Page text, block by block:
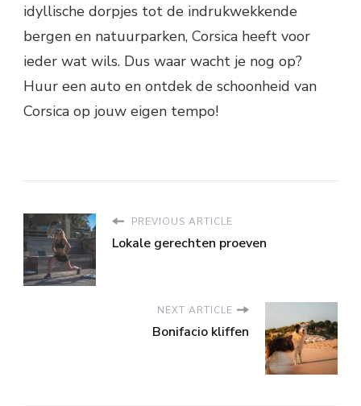
idyllische dorpjes tot de indrukwekkende
bergen en natuurparken, Corsica heeft voor
ieder wat wils. Dus waar wacht je nog op?
Huur een auto en ontdek de schoonheid van
Corsica op jouw eigen tempo!
PREVIOUS ARTICLE
Lokale gerechten proeven
NEXT ARTICLE
Bonifacio kliffen